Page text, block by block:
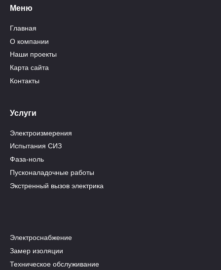
Меню
Главная
О компании
Наши проекты
Карта сайта
Контакты
Услуги
Электроизмерения
Испытания СИЗ
Фаза-ноль
Пусконаладочные работы
Экстренный вызов электрика
Электроснабжение
Замер изоляции
Техническое обслуживание